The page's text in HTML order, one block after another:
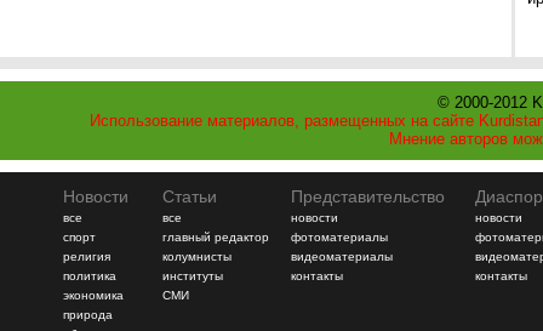
© 2000-2012
Использование материалов, размещенных на сайте
Мнение авторов
Новости
все
спорт
религия
политика
экономика
природа
Статьи
все
главный редактор
колумнисты
институты
СМИ
Представительство
новости
фотоматериалы
видеоматериалы
контакты
новости
контакты